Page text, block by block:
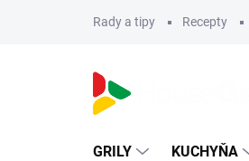
Rady a tipy Recepty
GRILY KUCHYŇA